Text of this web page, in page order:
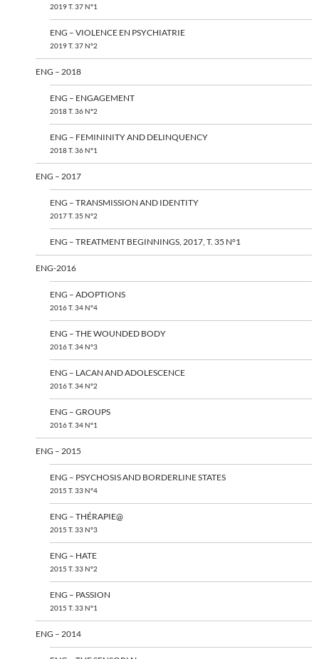
2019 T. 37 N°1
ENG – VIOLENCE EN PSYCHIATRIE
2019 T. 37 N°2
ENG – 2018
ENG – ENGAGEMENT
2018 T. 36 N°2
ENG – FEMININITY AND DELINQUENCY
2018 T. 36 N°1
ENG – 2017
ENG – TRANSMISSION AND IDENTITY
2017 T. 35 N°2
ENG – TREATMENT BEGINNINGS, 2017, T. 35 N°1
ENG-2016
ENG – ADOPTIONS
2016 T. 34 N°4
ENG – THE WOUNDED BODY
2016 T. 34 N°3
ENG – LACAN AND ADOLESCENCE
2016 T. 34 N°2
ENG – GROUPS
2016 T. 34 N°1
ENG – 2015
ENG – PSYCHOSIS AND BORDERLINE STATES
2015 T. 33 N°4
ENG – THÉRAPIE@
2015 T. 33 N°3
ENG – HATE
2015 T. 33 N°2
ENG – PASSION
2015 T. 33 N°1
ENG – 2014